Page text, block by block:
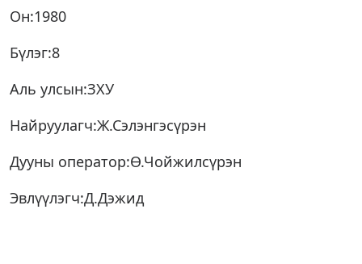
Он:1980
Бүлэг:8
Аль улсын:ЗХУ
Найруулагч:Ж.Сэлэнгэсүрэн
Дууны оператор:Ө.Чойжилсүрэн
Эвлүүлэгч:Д.Дэжид